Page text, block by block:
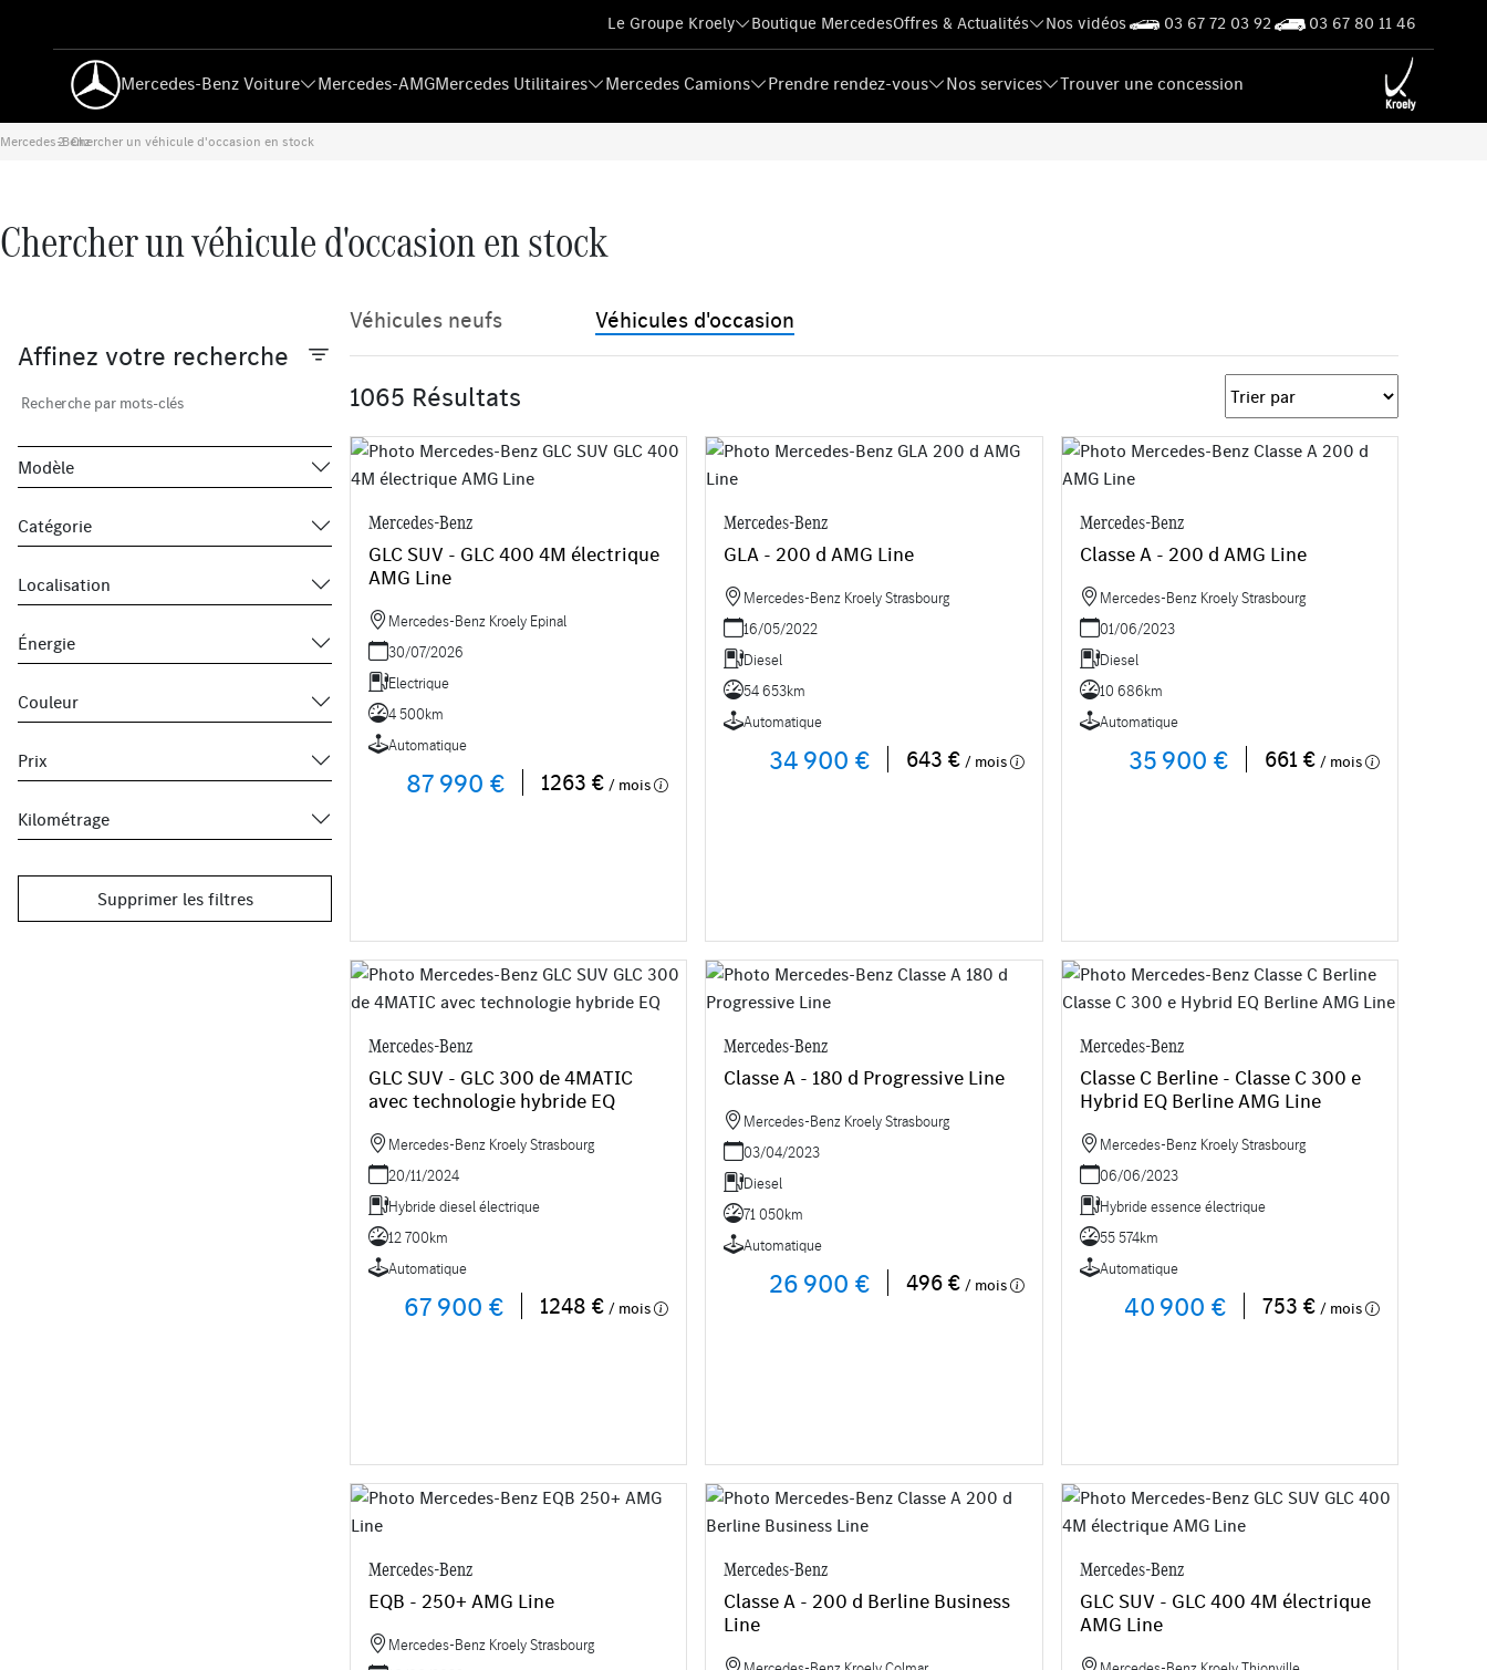
Le Groupe Kroely Boutique MercedesOffres & Actualités Nos vidéos 03 67 72 03 92 03 67 80 11 46
Mercedes-Benz Voiture Mercedes-AMGMercedes Utilitaires Mercedes Camions Prendre rendez-vous Nos services Trouver une concession
Mercedes-Benz
›
Chercher un véhicule d'occasion en stock
Chercher un véhicule d'occasion en stock
Affinez votre recherche
Recherche par mots-clés
Modèle
Catégorie
Localisation
Énergie
Couleur
Prix
Kilométrage
Supprimer les filtres
Véhicules neufs Véhicules d'occasion
1065 Résultats
Mercedes-Benz
GLC SUV - GLC 400 4M électrique
AMG Line
Mercedes-Benz Kroely Epinal
30/07/2026
Electrique
4 500km
Automatique
87 990 € 1263 € / mois
Mercedes-Benz
GLA - 200 d AMG Line
Mercedes-Benz Kroely Strasbourg
16/05/2022
Diesel
54 653km
Automatique
34 900 € 643 € / mois
Mercedes-Benz
Classe A - 200 d AMG Line
Mercedes-Benz Kroely Strasbourg
01/06/2023
Diesel
10 686km
Automatique
35 900 € 661 € / mois
Mercedes-Benz
GLC SUV - GLC 300 de 4MATIC
avec technologie hybride EQ
Mercedes-Benz Kroely Strasbourg
20/11/2024
Hybride diesel électrique
12 700km
Automatique
67 900 € 1248 € / mois
Mercedes-Benz
Classe A - 180 d Progressive Line
Mercedes-Benz Kroely Strasbourg
03/04/2023
Diesel
71 050km
Automatique
26 900 € 496 € / mois
Mercedes-Benz
Classe C Berline - Classe C 300 e
Hybrid EQ Berline AMG Line
Mercedes-Benz Kroely Strasbourg
06/06/2023
Hybride essence électrique
55 574km
Automatique
40 900 € 753 € / mois
Mercedes-Benz
EQB - 250+ AMG Line
Mercedes-Benz Kroely Strasbourg
Mercedes-Benz
Classe A - 200 d Berline Business
Line
Mercedes-Benz
GLC SUV - GLC 400 4M électrique
AMG Line